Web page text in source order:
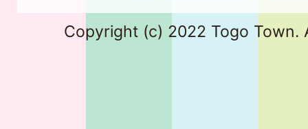
Copyright (c) 2022 Togo Town.